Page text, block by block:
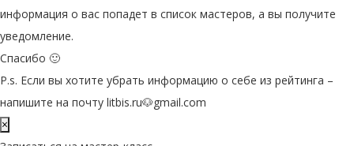
информация о вас попадет в список мастеров, а вы получите
уведомление.
Спасибо 🙂
P.s. Если вы хотите убрать информацию о себе из рейтинга –
напишите на почту litbis.ru🐶gmail.com
×